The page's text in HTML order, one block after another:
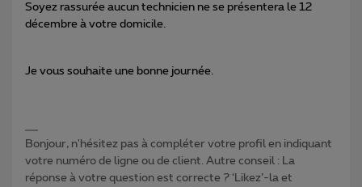
Soyez rassurée aucun technicien ne se présentera le 12
décembre à votre domicile.
Je vous souhaite une bonne journée.
Bonjour, n'hésitez pas à compléter votre profil en indiquant
votre numéro de ligne ou de client. Autre conseil : La
réponse à votre question est correcte ? ‘Likez’-la et